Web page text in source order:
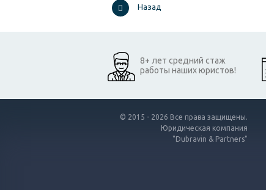
Назад
8+ лет средний стаж
работы наших юристов!
© 2015 - 2026 Все права защищены.
Юридическая компания
"Dubravin & Partners"